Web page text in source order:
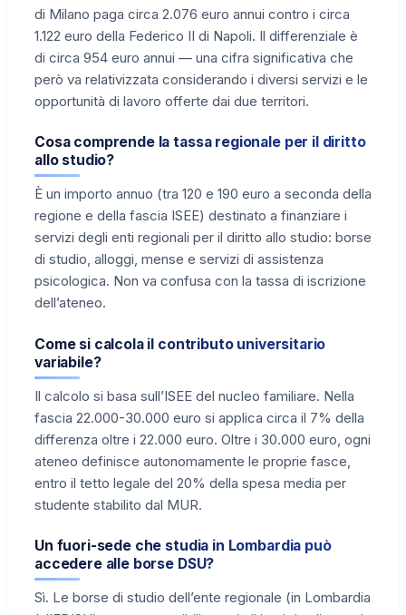
di Milano paga circa 2.076 euro annui contro i circa
1.122 euro della Federico II di Napoli. Il differenziale è
di circa 954 euro annui — una cifra significativa che
però va relativizzata considerando i diversi servizi e le
opportunità di lavoro offerte dai due territori.
Cosa comprende la tassa regionale per il diritto
allo studio?
È un importo annuo (tra 120 e 190 euro a seconda della
regione e della fascia ISEE) destinato a finanziare i
servizi degli enti regionali per il diritto allo studio: borse
di studio, alloggi, mense e servizi di assistenza
psicologica. Non va confusa con la tassa di iscrizione
dell’ateneo.
Come si calcola il contributo universitario
variabile?
Il calcolo si basa sull’ISEE del nucleo familiare. Nella
fascia 22.000-30.000 euro si applica circa il 7% della
differenza oltre i 22.000 euro. Oltre i 30.000 euro, ogni
ateneo definisce autonomamente le proprie fasce,
entro il tetto legale del 20% della spesa media per
studente stabilito dal MUR.
Un fuori-sede che studia in Lombardia può
accedere alle borse DSU?
Sì. Le borse di studio dell’ente regionale (in Lombardia